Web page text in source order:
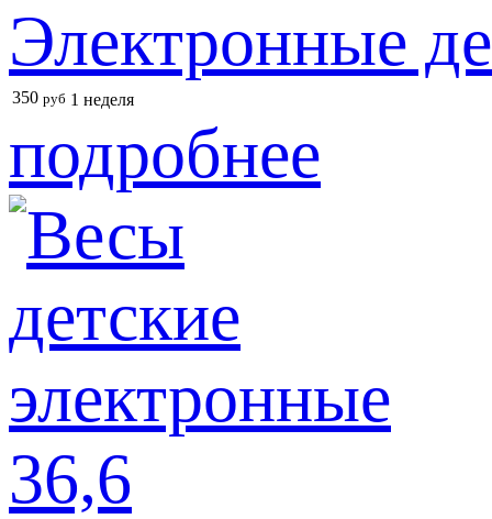
Электронные
350 руб 1 неделя
подробнее